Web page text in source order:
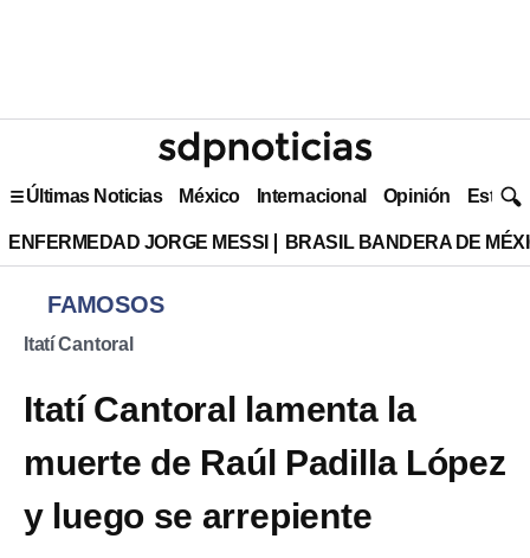
Últimas Noticias México Internacional Opinión Estilo
ENFERMEDAD JORGE MESSI BRASIL BANDERA DE
FAMOSOS
Itatí Cantoral
Itatí Cantoral lamenta la
muerte de Raúl Padilla López
y luego se arrepiente